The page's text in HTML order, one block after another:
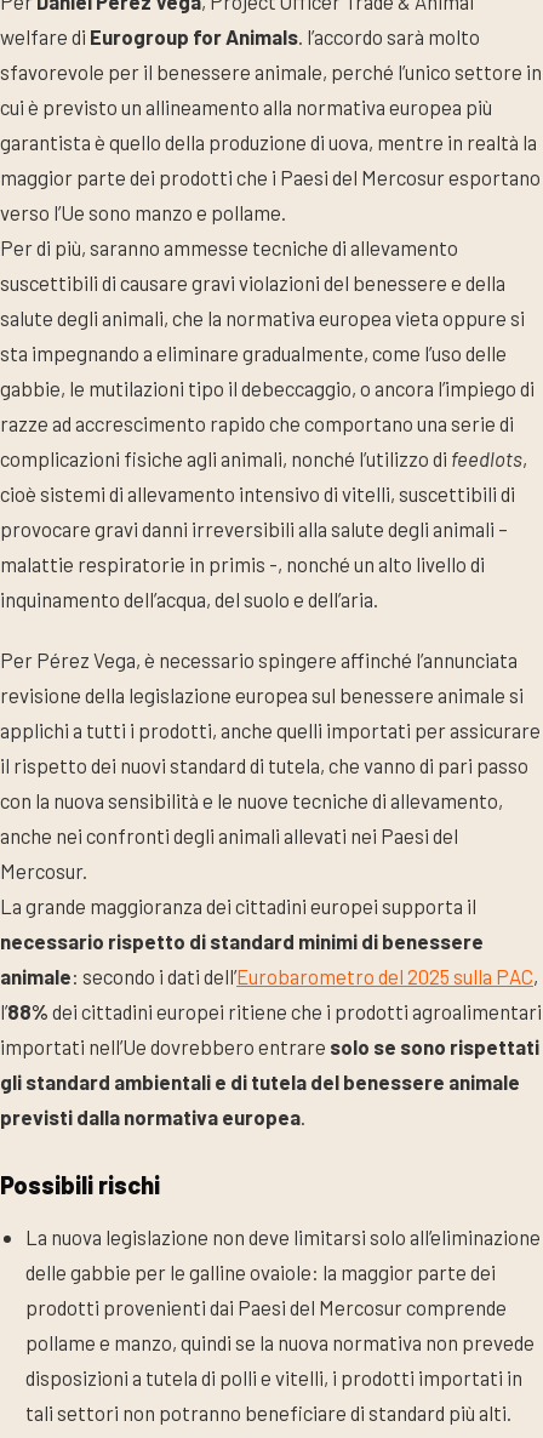
welfare di Eurogroup for Animals. l’accordo sarà molto
sfavorevole per il benessere animale, perché l’unico settore in
cui è previsto un allineamento alla normativa europea più
garantista è quello della produzione di uova, mentre in realtà la
maggior parte dei prodotti che i Paesi del Mercosur esportano
verso l’Ue sono manzo e pollame.
Per di più, saranno ammesse tecniche di allevamento
suscettibili di causare gravi violazioni del benessere e della
salute degli animali, che la normativa europea vieta oppure si
sta impegnando a eliminare gradualmente, come l’uso delle
gabbie, le mutilazioni tipo il debeccaggio, o ancora l’impiego di
razze ad accrescimento rapido che comportano una serie di
complicazioni fisiche agli animali, nonché l’utilizzo di feedlots,
cioè sistemi di allevamento intensivo di vitelli, suscettibili di
provocare gravi danni irreversibili alla salute degli animali –
malattie respiratorie in primis -, nonché un alto livello di
inquinamento dell’acqua, del suolo e dell’aria.
Per Pérez Vega, è necessario spingere affinché l’annunciata
revisione della legislazione europea sul benessere animale si
applichi a tutti i prodotti, anche quelli importati per assicurare
il rispetto dei nuovi standard di tutela, che vanno di pari passo
con la nuova sensibilità e le nuove tecniche di allevamento,
anche nei confronti degli animali allevati nei Paesi del
Mercosur.
La grande maggioranza dei cittadini europei supporta il
necessario rispetto di standard minimi di benessere
animale: secondo i dati dell’Eurobarometro del 2025 sulla PAC,
l’88% dei cittadini europei ritiene che i prodotti agroalimentari
importati nell’Ue dovrebbero entrare solo se sono rispettati
gli standard ambientali e di tutela del benessere animale
previsti dalla normativa europea.
Possibili rischi
La nuova legislazione non deve limitarsi solo all’eliminazione
delle gabbie per le galline ovaiole: la maggior parte dei
prodotti provenienti dai Paesi del Mercosur comprende
pollame e manzo, quindi se la nuova normativa non prevede
disposizioni a tutela di polli e vitelli, i prodotti importati in
tali settori non potranno beneficiare di standard più alti.